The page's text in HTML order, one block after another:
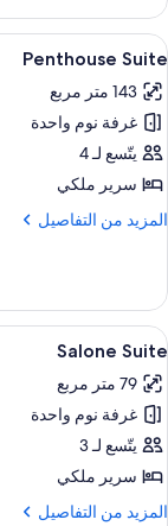
Bellagio
Suite
استعراض
جميع
صور
Penthouse
Suite
4
Penthouse Suite
143 متر مربع
غرفة نوم واحدة
يتّسع لـ 4
سرير ملكي
المزيد من التفاصيل
المزيد
Penthouse
Suite
استعراض
جميع
صور
Salone
Suite
5
Salone Suite
79 متر مربع
غرفة نوم واحدة
يتّسع لـ 3
سرير ملكي
المزيد من التفاصيل
المزيد